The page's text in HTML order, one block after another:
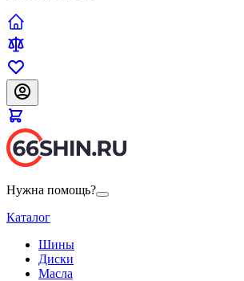
Нужна помощь?
Каталог
Шины
Диски
Масла